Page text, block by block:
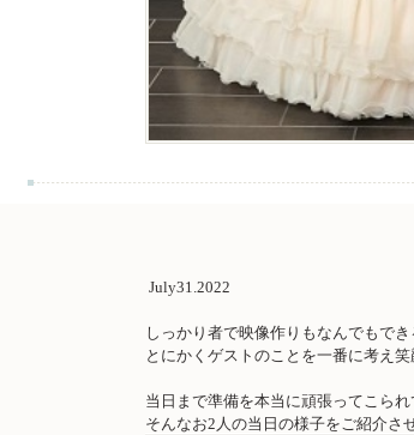
July31.2022
しっかり者で映像作りもなんでもで
とにかくゲストのことを一番に考え
当日まで準備を本当に頑張ってこら
そんなお2 人の当日の様子をご紹介さ